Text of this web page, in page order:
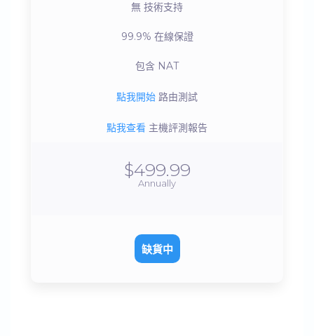
無 技術支持
99.9% 在線保證
包含 NAT
點我開始 路由測試
點我查看 主機評測報告
$499.99
Annually
缺貨中